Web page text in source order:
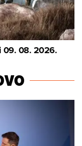
09. 08. 2026.